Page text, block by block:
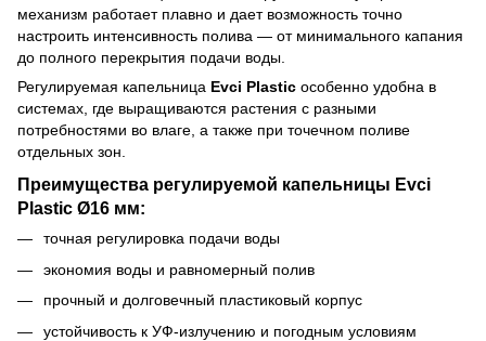
механизм работает плавно и дает возможность точно
настроить интенсивность полива — от минимального капания
до полного перекрытия подачи воды.
Регулируемая капельница Evci Plastic особенно удобна в
системах, где выращиваются растения с разными
потребностями во влаге, а также при точечном поливе
отдельных зон.
Преимущества регулируемой капельницы Evci
Plastic Ø16 мм:
точная регулировка подачи воды
экономия воды и равномерный полив
прочный и долговечный пластиковый корпус
устойчивость к УФ-излучению и погодным условиям